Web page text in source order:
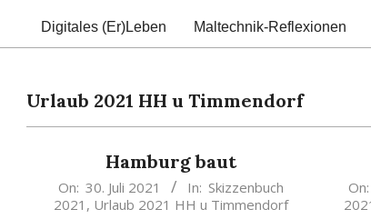
Digitales (Er)Leben Maltechnik-Reflexionen
Urlaub 2021 HH u Timmendorf
Hamburg baut
2021-
07-
On: 30. Juli 2021 In: Skizzenbuch
2021 , Urlaub 2021 HH u Timmendorf
07-
On: